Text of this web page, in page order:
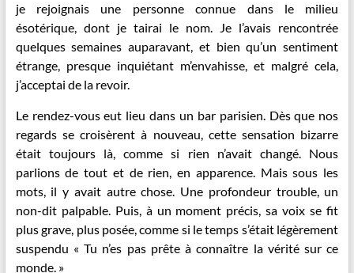
je rejoignais une personne connue dans le milieu
ésotérique, dont je tairai le nom. Je l’avais rencontrée
quelques semaines auparavant, et bien qu’un sentiment
étrange, presque inquiétant m’envahisse, et malgré cela,
j’acceptai de la revoir.
Le rendez-vous eut lieu dans un bar parisien. Dès que nos
regards se croisèrent à nouveau, cette sensation bizarre
était toujours là, comme si rien n’avait changé. Nous
parlions de tout et de rien, en apparence. Mais sous les
mots, il y avait autre chose. Une profondeur trouble, un
non-dit palpable. Puis, à un moment précis, sa voix se fit
plus grave, plus posée, comme si le temps s’était légèrement
suspendu « Tu n’es pas prête à connaître la vérité sur ce
monde. »